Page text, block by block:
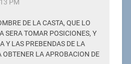
PM
DE LA CASTA, QUE LO
SERA TOMAR POSICIONES, Y
Y LAS PREBENDAS DE LA
OBTENER LA APROBACION DE